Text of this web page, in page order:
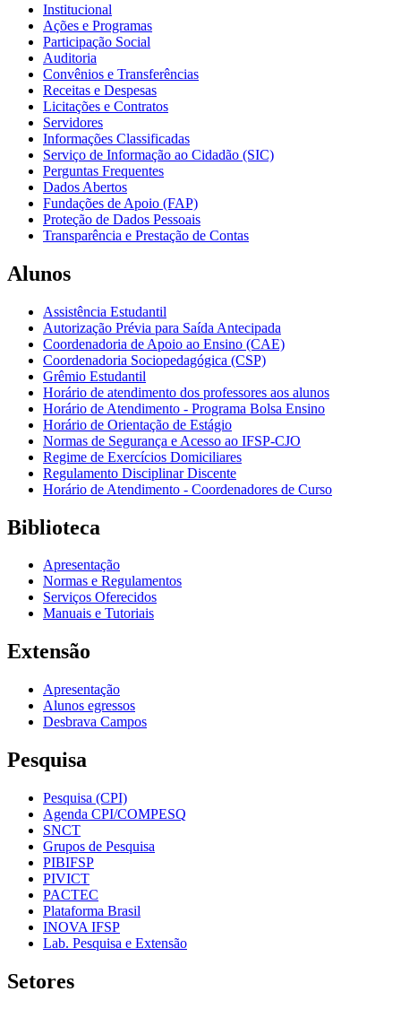
Institucional
Ações e Programas
Participação Social
Auditoria
Convênios e Transferências
Receitas e Despesas
Licitações e Contratos
Servidores
Informações Classificadas
Serviço de Informação ao Cidadão (SIC)
Perguntas Frequentes
Dados Abertos
Fundações de Apoio (FAP)
Proteção de Dados Pessoais
Transparência e Prestação de Contas
Alunos
Assistência Estudantil
Autorização Prévia para Saída Antecipada
Coordenadoria de Apoio ao Ensino (CAE)
Coordenadoria Sociopedagógica (CSP)
Grêmio Estudantil
Horário de atendimento dos professores aos alunos
Horário de Atendimento - Programa Bolsa Ensino
Horário de Orientação de Estágio
Normas de Segurança e Acesso ao IFSP-CJO
Regime de Exercícios Domiciliares
Regulamento Disciplinar Discente
Horário de Atendimento - Coordenadores de Curso
Biblioteca
Apresentação
Normas e Regulamentos
Serviços Oferecidos
Manuais e Tutoriais
Extensão
Apresentação
Alunos egressos
Desbrava Campos
Pesquisa
Pesquisa (CPI)
Agenda CPI/COMPESQ
SNCT
Grupos de Pesquisa
PIBIFSP
PIVICT
PACTEC
Plataforma Brasil
INOVA IFSP
Lab. Pesquisa e Extensão
Setores